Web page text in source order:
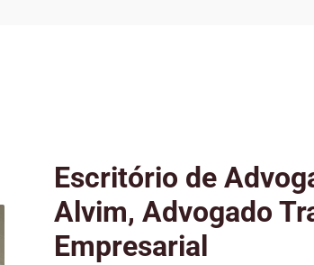
Escritório de
Alvim, Advogado
Empresarial